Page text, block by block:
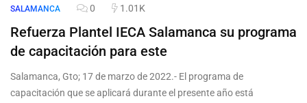
SALAMANCA 0 1.01K
Refuerza Plantel IECA Salamanca su programa
de capacitación para este
Salamanca, Gto; 17 de marzo de 2022.- El programa de
capacitación que se aplicará durante el presente año está